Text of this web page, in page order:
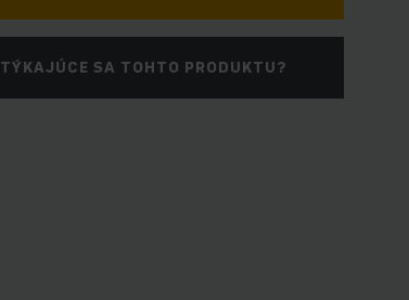
SA TOHTO PRODUKTU?